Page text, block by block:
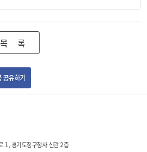
공유하기
목 록
1, 경기도청구청사 신관 2층